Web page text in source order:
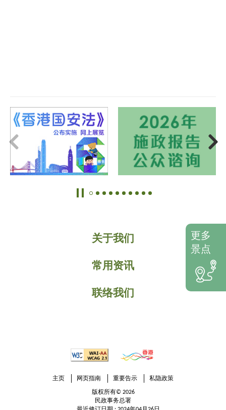
关于我们
常用资讯
联络我们
更多
景点
主页 网页指南 重要告示 私隐政策
版权所有© 2026
民政事务总署